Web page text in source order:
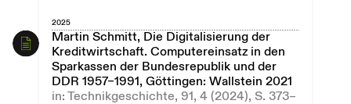
2025
Martin Schmitt, Die Digitalisierung der
Kreditwirtschaft. Computereinsatz in den
Sparkassen der Bundesrepublik und der
DDR 1957–1991, Göttingen: Wallstein 2021
in: Technikgeschichte, 91, 4 (2024), S. 373–